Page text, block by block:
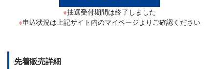
※抽選受付期間は終了しました
※申込状況は上記サイト内のマイページよりご確認ください
先着販売詳細